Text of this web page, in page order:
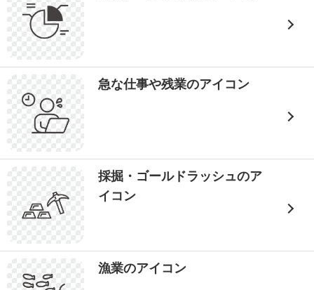
急な仕事や残業のアイコン
採掘・ゴールドラッシュのア
イコン
漁業のアイコン